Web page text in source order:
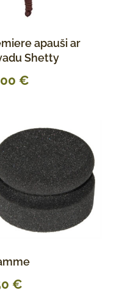
apauši ar
Shetty
€
€